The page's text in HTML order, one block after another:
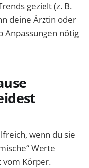
gezielt (z. B.
deine Ärztin oder
Anpassungen nötig
wenn du sie
Werte
vom Körper.